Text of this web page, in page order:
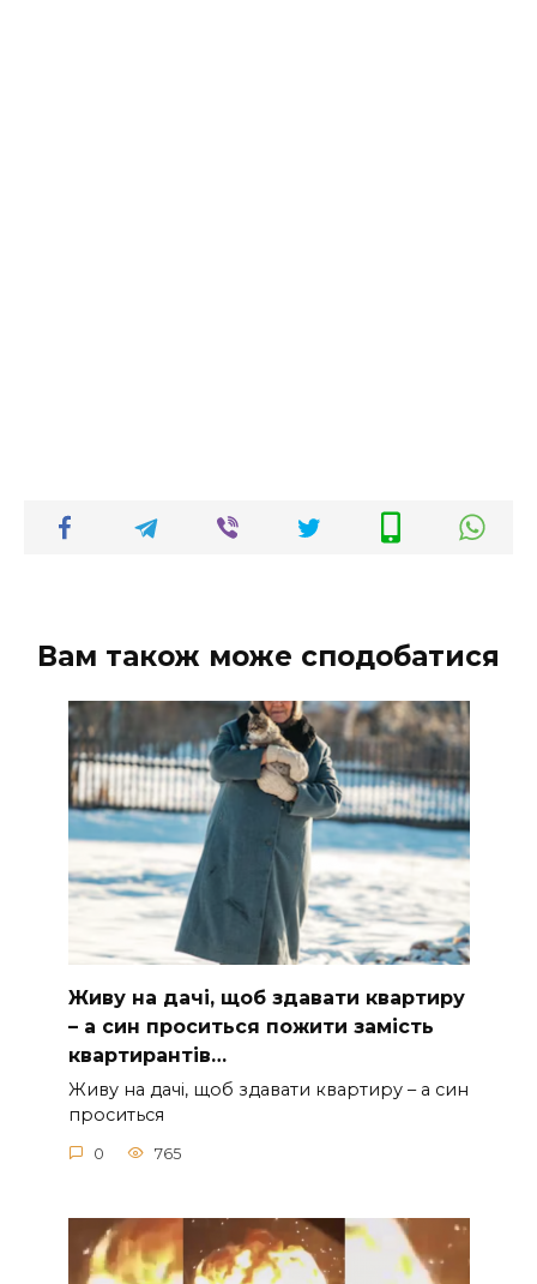
Вам також може сподобатися
Живу на дачі, щоб здавати квартиру
– а син проситься пожити замість
квартирантів…
Живу на дачі, щоб здавати квартиру – а син
проситься
0 765